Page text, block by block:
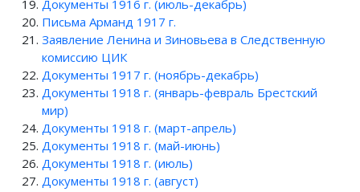
Документы 1916 г. (июль-декабрь)
Письма Арманд 1917 г.
Заявление Ленина и Зиновьева в Следственную
комиссию ЦИК
Документы 1917 г. (ноябрь-декабрь)
Документы 1918 г. (январь-февраль Брестский
мир)
Документы 1918 г. (март-апрель)
Документы 1918 г. (май-июнь)
Документы 1918 г. (июль)
Документы 1918 г. (август)